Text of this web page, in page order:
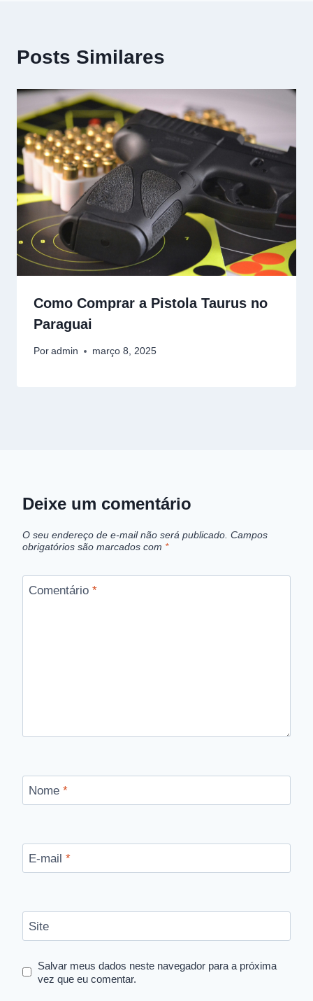
Posts Similares
Como Comprar a Pistola Taurus no
Paraguai
Por admin março 8, 2025
Deixe um comentário
O seu endereço de e-mail não será publicado. Campos
obrigatórios são marcados com *
Comentário *
Nome *
E-mail *
Site
Salvar meus dados neste navegador para a próxima
vez que eu comentar.